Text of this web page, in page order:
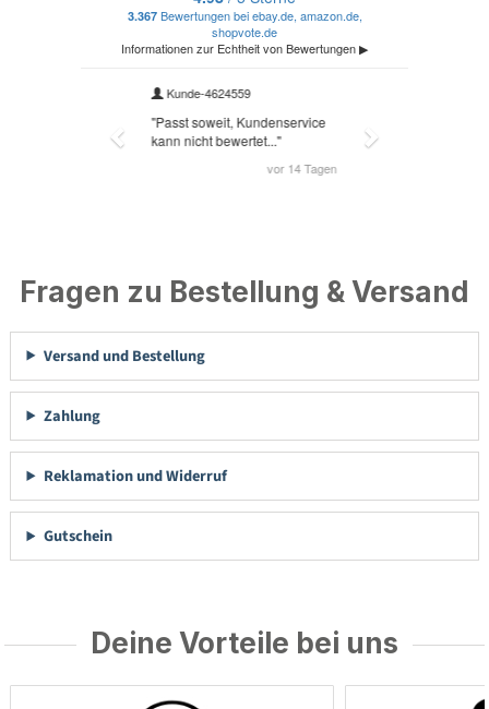
Fragen zu Bestellung & Versand
Versand und Bestellung
Zahlung
Reklamation und Widerruf
Gutschein
Deine Vorteile bei uns